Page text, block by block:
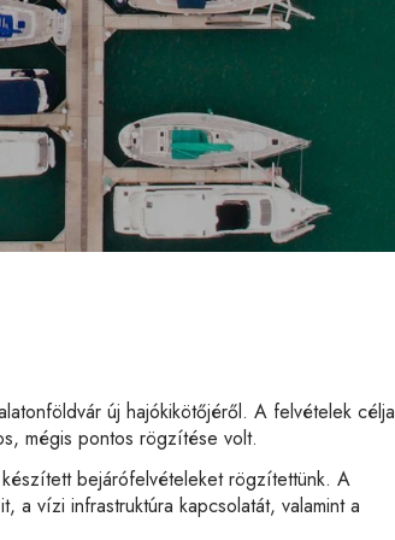
új hajókikötőjéről. A felvételek célja
mégis pontos rögzítése volt.
bejárófelvételeket rögzítettünk. A
a vízi infrastruktúra kapcsolatát, valamint a